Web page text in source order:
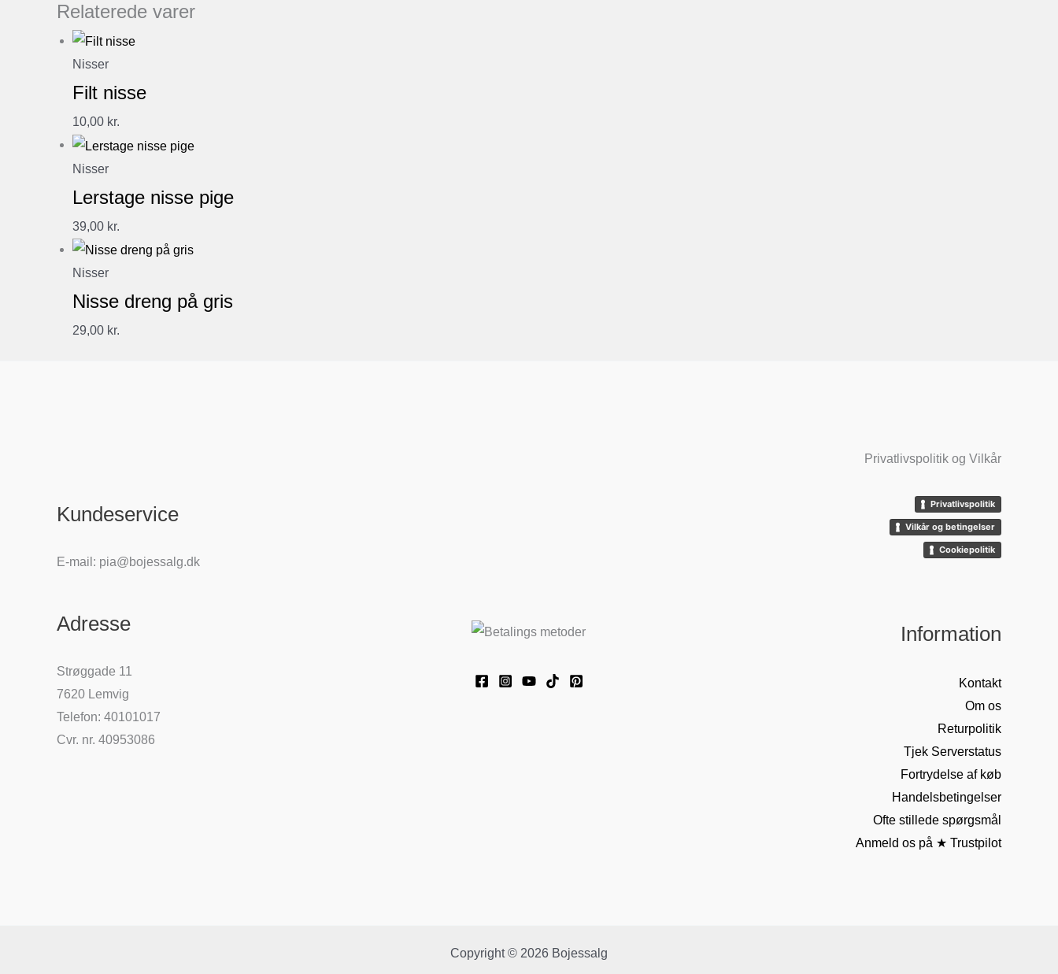
Relaterede varer
Nisser
Filt nisse
10,00 kr.
Nisser
Lerstage nisse pige
39,00 kr.
Nisser
Nisse dreng på gris
29,00 kr.
Kundeservice
E-mail: pia@bojessalg.dk
Adresse
Strøggade 11
7620 Lemvig
Telefon: 40101017
Cvr. nr. 40953086
Privatlivspolitik og Vilkår
Privatlivspolitik
Vilkår og betingelser
Cookiepolitik
Information
Kontakt
Om os
Returpolitik
Tjek Serverstatus
Fortrydelse af køb
Handelsbetingelser
Ofte stillede spørgsmål
Anmeld os på ★ Trustpilot
Copyright © 2026 Bojessalg